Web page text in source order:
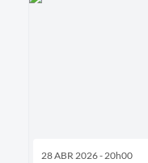
28 ABR 2026 - 20h00